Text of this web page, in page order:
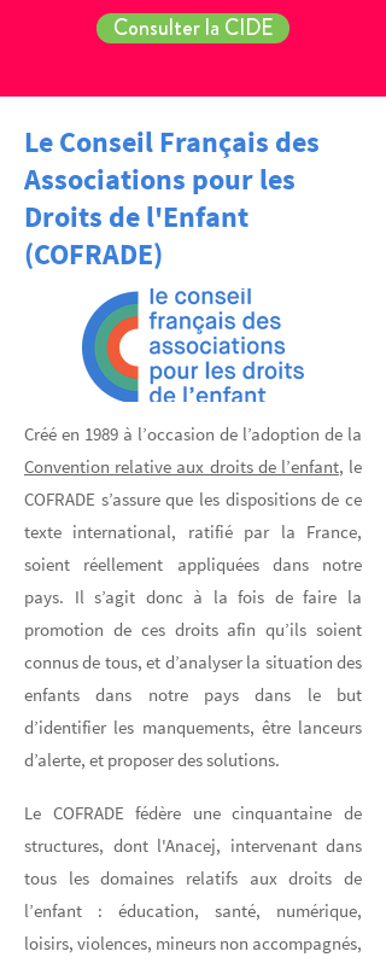
Consulter la CIDE
Le Conseil Français des
Associations pour les
Droits de l'Enfant
(COFRADE)
Créé en 1989 à l’occasion de l’adoption de la
Convention relative aux droits de l’enfant, le
COFRADE s’assure que les dispositions de ce
texte international, ratifié par la France,
soient réellement appliquées dans notre
pays. Il s’agit donc à la fois de faire la
promotion de ces droits afin qu’ils soient
connus de tous, et d’analyser la situation des
enfants dans notre pays dans le but
d’identifier les manquements, être lanceurs
d’alerte, et proposer des solutions.
Le COFRADE fédère une cinquantaine de
structures, dont l'Anacej, intervenant dans
tous les domaines relatifs aux droits de
l’enfant : éducation, santé, numérique,
loisirs, violences, mineurs non accompagnés,